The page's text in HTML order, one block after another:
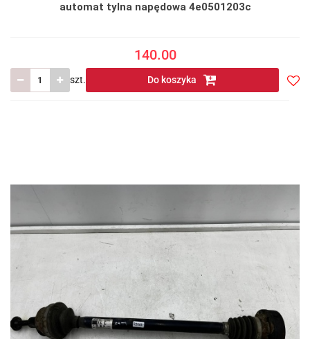
automat tylna napędowa 4e0501203c
140.00
szt. Do koszyka